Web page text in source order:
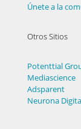
Únete a la
Otros Sitios
Potenttial
Mediascience
Adsparent
Neurona